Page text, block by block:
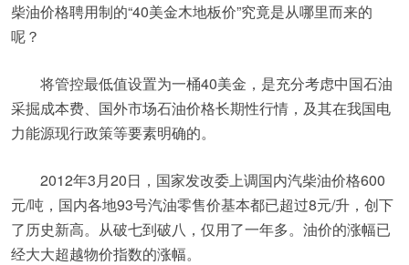
柴油价格聘用制的“40美金木地板价”究竟是从哪里而来的
呢？
将管控最低值设置为一桶40美金，是充分考虑中国石油
采掘成本费、国外市场石油价格长期性行情，及其在我国电
力能源现行政策等要素明确的。
2012年3月20日，国家发改委上调国内汽柴油价格600
元/吨，国内各地93号汽油零售价基本都已超过8元/升，创下
了历史新高。从破七到破八，仅用了一年多。油价的涨幅已
经大大超越物价指数的涨幅。